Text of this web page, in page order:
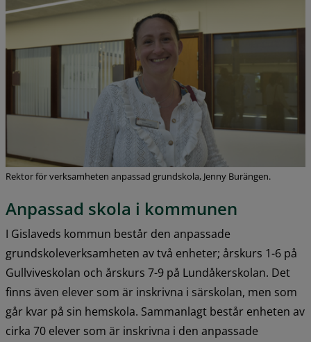
Rektor för verksamheten anpassad grundskola, Jenny Burängen.
Anpassad skola i kommunen
I Gislaveds kommun består den anpassade
grundskoleverksamheten av två enheter; årskurs 1-6 på
Gullviveskolan och årskurs 7-9 på Lundåkerskolan. Det
finns även elever som är inskrivna i särskolan, men som
går kvar på sin hemskola. Sammanlagt består enheten av
cirka 70 elever som är inskrivna i den anpassade